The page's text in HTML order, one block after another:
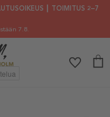
┃ TOIMITUS 2–7
7.8.